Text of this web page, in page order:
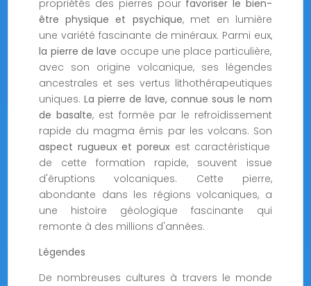
propriétés des pierres pourfavoriser le bien-
être physique et psychique, met en lumière
une variété fascinante de minéraux. Parmi eux,
la pierre de lave occupe une place particulière,
avec son origine volcanique, ses légendes
ancestrales et ses vertus lithothérapeutiques
uniques.La pierre de lave, connue sous le nom
de basalte, est formée par le refroidissement
rapide du magma émis par les volcans. Son
aspect rugueux et poreux est caractéristique
de cette formation rapide, souvent issue
d'éruptions volcaniques. Cette pierre,
abondante dans les régions volcaniques, a
une histoire géologique fascinante qui
remonte à des millions d'années.
Légendes
De nombreuses cultures à travers le monde